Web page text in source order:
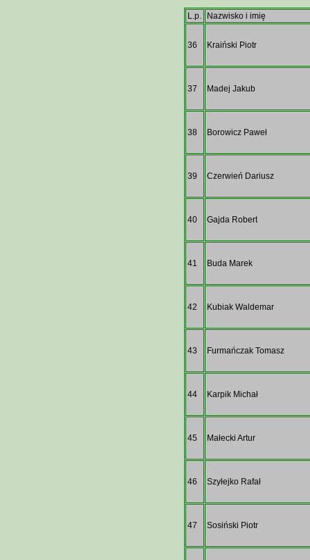
L.p. Nazwisko i imię
36 Kraiński Piotr
37 Madej Jakub
38 Borowicz Paweł
39 Czerwień Dariusz
40 Gajda Robert
41 Buda Marek
42 Kubiak Waldemar
43 Furmańczak Tomasz
44 Karpik Michał
45 Małecki Artur
46 Szyłejko Rafał
47 Sosiński Piotr